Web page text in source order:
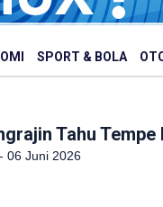
SPORT & BOLA
Tahu
06 Juni 2026